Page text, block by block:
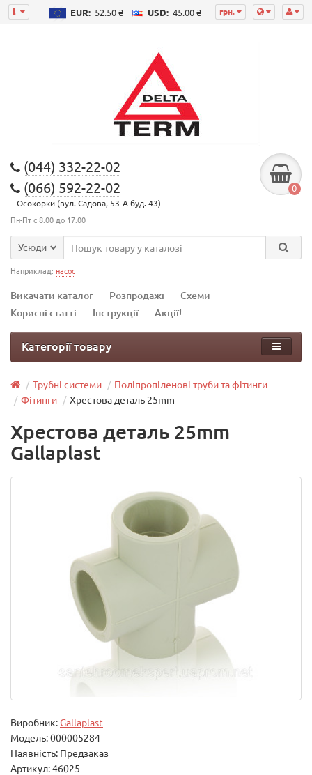
грн.
EUR: 52.50 ₴ USD: 45.00 ₴
(044) 332-22-02
(066) 592-22-02
– Осокорки (вул. Садова, 53-А буд. 43)
Пн-Пт с 8:00 до 17:00
0
Усюди
Наприклад: насос
Викачати каталог Розпродажі
Схеми
Корисні статті
Інструкції Акції!
Категорії товару
Трубні системи
Поліпропіленові труби та фітинги
Фітинги
Хрестова деталь 25mm
Хрестова деталь 25mm
Gallaplast
Виробник:Gallaplast
Модель:000005284
Наявність: Предзаказ
Артикул: 46025